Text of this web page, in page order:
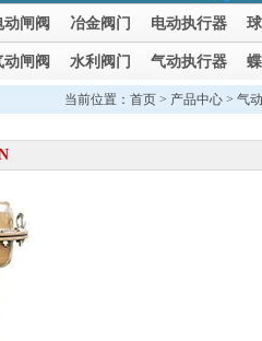
动闸阀 冶金阀门 电动执行器
动闸阀 水利阀门 气动执行器
当前位置： 首页 > 产品中心 > 气